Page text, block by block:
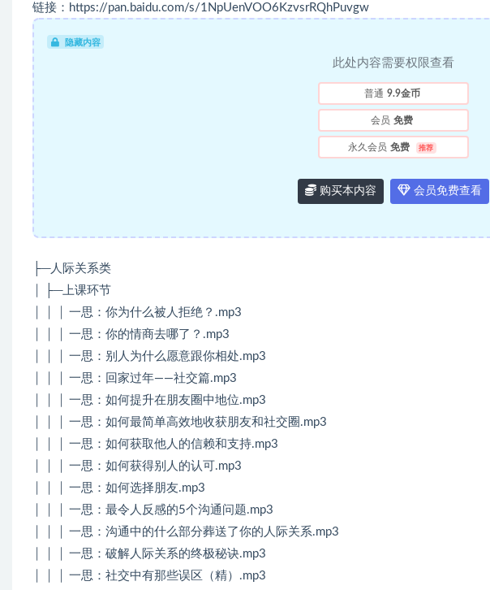
链接：https://pan.baidu.com/s/1NpUenVOO6KzvsrRQhPuvgw
隐藏内容
此处内容需要权限查看
普通 9.9金币
会员 免费
永久会员 免费 推荐
购买本内容 会员免费查看
├─人际关系类
│ ├─上课环节
│ │ │ 一思：你为什么被人拒绝？.mp3
│ │ │ 一思：你的情商去哪了？.mp3
│ │ │ 一思：别人为什么愿意跟你相处.mp3
│ │ │ 一思：回家过年——社交篇.mp3
│ │ │ 一思：如何提升在朋友圈中地位.mp3
│ │ │ 一思：如何最简单高效地收获朋友和社交圈.mp3
│ │ │ 一思：如何获取他人的信赖和支持.mp3
│ │ │ 一思：如何获得别人的认可.mp3
│ │ │ 一思：如何选择朋友.mp3
│ │ │ 一思：最令人反感的5个沟通问题.mp3
│ │ │ 一思：沟通中的什么部分葬送了你的人际关系.mp3
│ │ │ 一思：破解人际关系的终极秘诀.mp3
│ │ │ 一思：社交中有那些误区（精）.mp3